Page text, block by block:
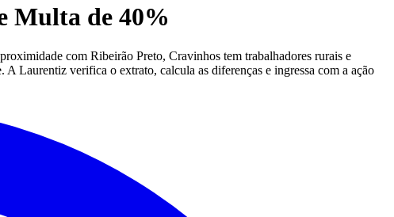
Multa de 40%
com Ribeirão Preto, Cravinhos tem trabalhadores rurais e
Laurentiz verifica o extrato, calcula as diferenças e ingressa com a ação